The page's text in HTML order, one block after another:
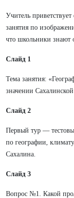
Учитель
занятия по
что школьники знают
Слайд 1
Тема занятия:
значении
Слайд 2
Первый тур —
по географии,
Сахалина.
Слайд 3
Вопрос №1. Какой